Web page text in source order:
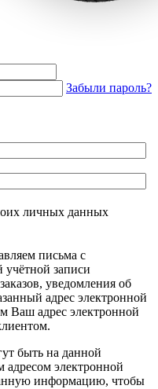
Забыли пароль?
личных данных
письма с
записи
уведомления об
адрес электронной
Ваш адрес электронной
быть на данной
адресом электронной
информацию, чтобы